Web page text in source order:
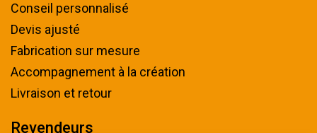
Conseil personnalisé
Devis ajusté
Fabrication sur mesure
Accompagnement à la création
Livraison et retour
Revendeurs